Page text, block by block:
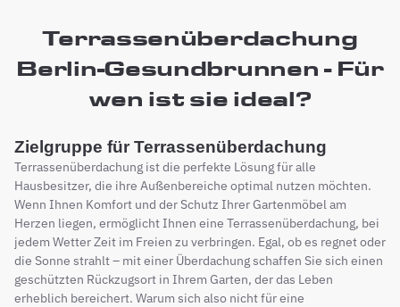
Terrassenüberdachung
Berlin-Gesundbrunnen - Für
wen ist sie ideal?
Zielgruppe für Terrassenüberdachung
Terrassenüberdachung ist die perfekte Lösung für alle
Hausbesitzer, die ihre Außenbereiche optimal nutzen möchten.
Wenn Ihnen Komfort und der Schutz Ihrer Gartenmöbel am
Herzen liegen, ermöglicht Ihnen eine Terrassenüberdachung, bei
jedem Wetter Zeit im Freien zu verbringen. Egal, ob es regnet oder
die Sonne strahlt – mit einer Überdachung schaffen Sie sich einen
geschützten Rückzugsort in Ihrem Garten, der das Leben
erheblich bereichert. Warum sich also nicht für eine